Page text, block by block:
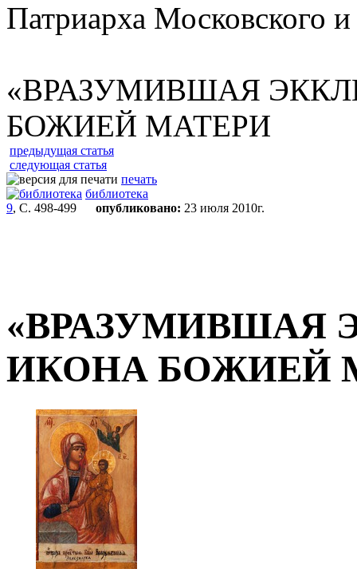
Патриарха Московского
«ВРАЗУМИВШАЯ
БОЖИЕЙ МАТЕРИ
предыдущая статья
следующая статья
печать
библиотека
9, С. 498-499 опубликовано: 23 июля 2010г.
«ВРАЗУМИВШАЯ
ИКОНА БОЖИЕЙ